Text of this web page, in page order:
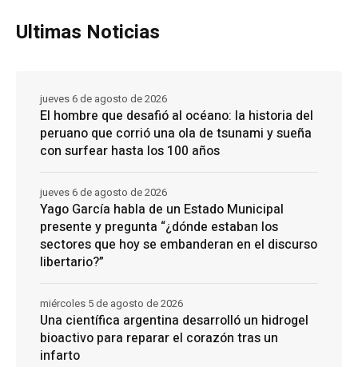
Ultimas Noticias
El hombre que desafió al océano: la historia del
peruano que corrió una ola de tsunami y sueña
con surfear hasta los 100 años
jueves 6 de agosto de 2026
Yago García habla de un Estado Municipal
presente y pregunta “¿dónde estaban los
sectores que hoy se embanderan en el discurso
libertario?”
jueves 6 de agosto de 2026
Una científica argentina desarrolló un hidrogel
bioactivo para reparar el corazón tras un
infarto
miércoles 5 de agosto de 2026